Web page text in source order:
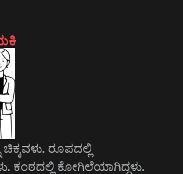
ರೂಪದಲ್ಲಿ
ಕಂಠದಲ್ಲಿ ಕೋಗಿಲೆಯಾಗಿದ್ದಳು.